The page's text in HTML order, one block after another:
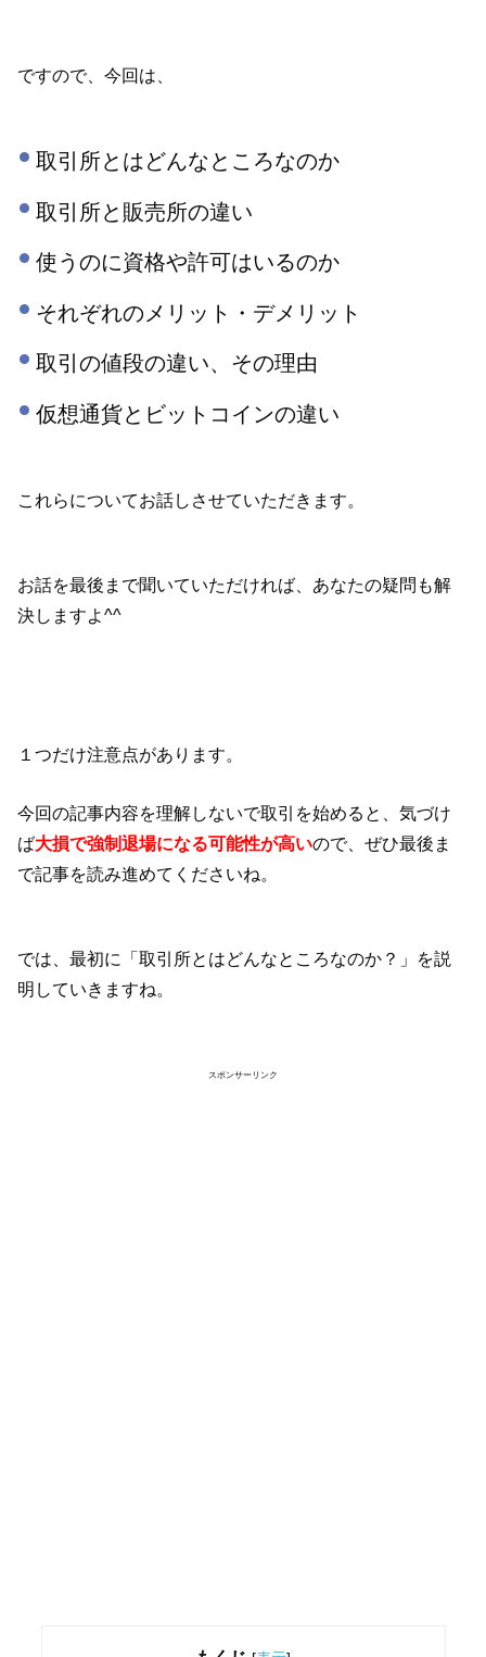
ですので、今回は、
取引所とはどんなところなのか
取引所と販売所の違い
使うのに資格や許可はいるのか
それぞれのメリット・デメリット
取引の値段の違い、その理由
仮想通貨とビットコインの違い
これらについてお話しさせていただきます。
お話を最後まで聞いていただければ、あなたの疑問も解
決しますよ^^
１つだけ注意点があります。
今回の記事内容を理解しないで取引を始めると、気づけ
ば大損で強制退場になる可能性が高いので、ぜひ最後ま
で記事を読み進めてくださいね。
では、最初に「取引所とはどんなところなのか？」を説
明していきますね。
スポンサーリンク